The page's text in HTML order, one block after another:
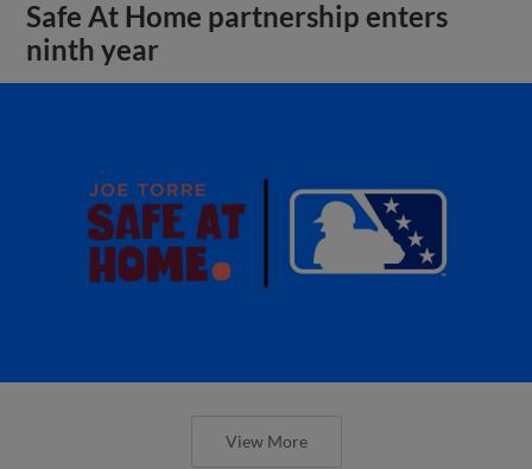
Safe At Home partnership enters
ninth year
View More